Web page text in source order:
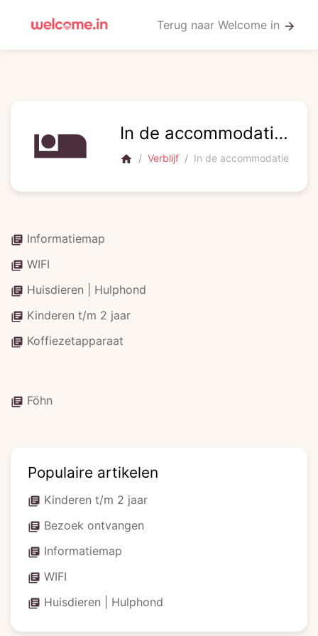
Terug naar Welcome in arrow_forward
airline_seat_individual_suite In de accommodatie
home Verblijf In de accommodatie
library_books Informatiemap
library_books WIFI
library_books Huisdieren | Hulphond
library_books Kinderen t/m 2 jaar
library_books Koffiezetapparaat
library_books Föhn
Populaire artikelen
library_books Kinderen t/m 2 jaar
library_books Bezoek ontvangen
library_books Informatiemap
library_books WIFI
library_books Huisdieren | Hulphond